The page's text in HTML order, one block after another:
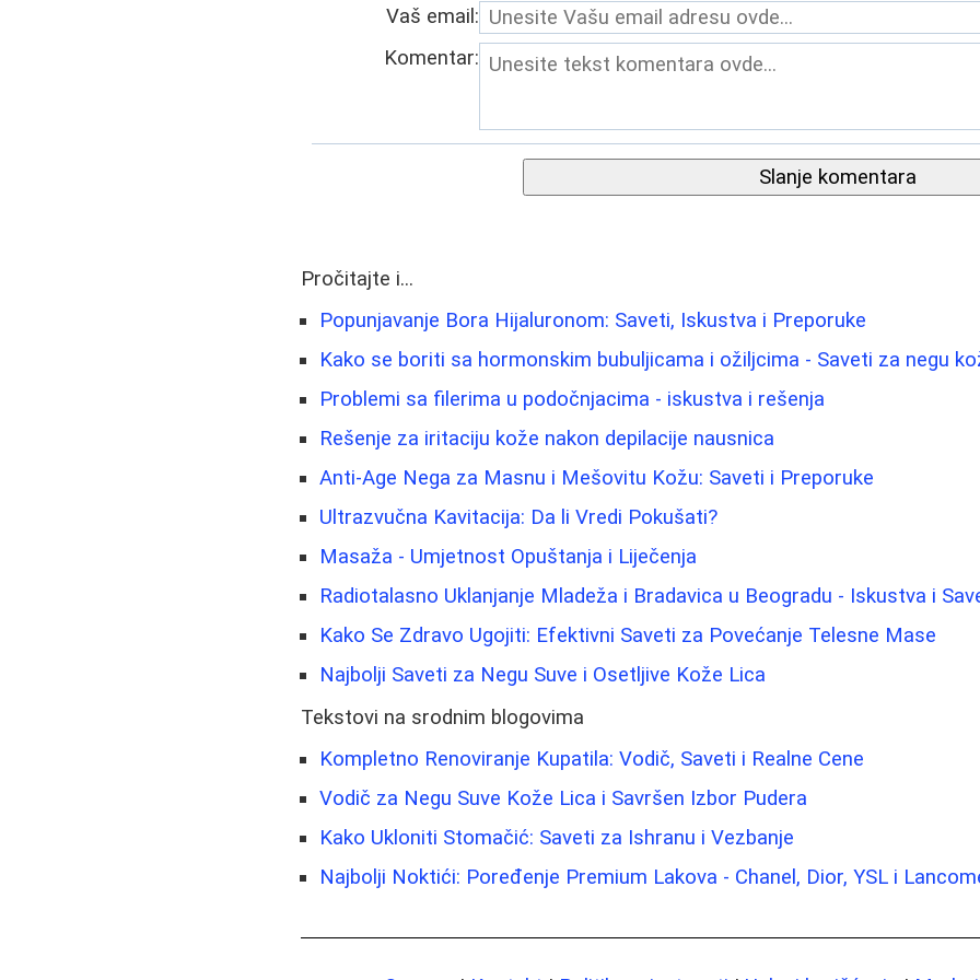
Vaš email:
Komentar:
Slanje komentara
Pročitajte i...
Popunjavanje Bora Hijaluronom: Saveti, Iskustva i Preporuke
Kako se boriti sa hormonskim bubuljicama i ožiljcima - Saveti za negu
Problemi sa filerima u podočnjacima - iskustva i rešenja
Rešenje za iritaciju kože nakon depilacije nausnica
Anti-Age Nega za Masnu i Mešovitu Kožu: Saveti i Preporuke
Ultrazvučna Kavitacija: Da li Vredi Pokušati?
Masaža - Umjetnost Opuštanja i Liječenja
Radiotalasno Uklanjanje Mladeža i Bradavica u Beogradu - Iskustva i
Kako Se Zdravo Ugojiti: Efektivni Saveti za Povećanje Telesne Mase
Najbolji Saveti za Negu Suve i Osetljive Kože Lica
Tekstovi na srodnim blogovima
Kompletno Renoviranje Kupatila: Vodič, Saveti i Realne Cene
Vodič za Negu Suve Kože Lica i Savršen Izbor Pudera
Kako Ukloniti Stomačić: Saveti za Ishranu i Vezbanje
Najbolji Noktići: Poređenje Premium Lakova - Chanel, Dior, YSL i